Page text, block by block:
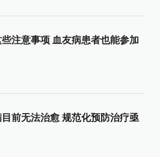
些注意事项 血友病患者也能参加
目前无法治愈 规范化预防治疗亟